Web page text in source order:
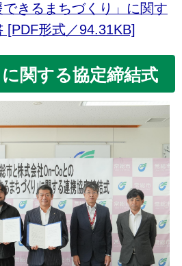
できるまちづくり」に関す
[PDF形式／94.31KB]
関する協定締結式